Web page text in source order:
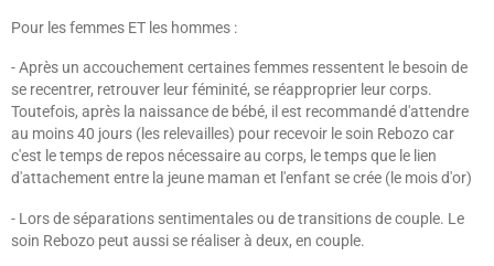
Pour les femmes ET les hommes :
- Après un accouchement certaines femmes ressentent le besoin de
se recentrer, retrouver leur féminité, se réapproprier leur corps.
Toutefois, après la naissance de bébé, il est recommandé d'attendre
au moins 40 jours (les relevailles) pour recevoir le soin Rebozo car
c'est le temps de repos nécessaire au corps, le temps que le lien
d'attachement entre la jeune maman et l'enfant se crée (le mois d'or)
- Lors de séparations sentimentales ou de transitions de couple. Le
soin Rebozo peut aussi se réaliser à deux, en couple.